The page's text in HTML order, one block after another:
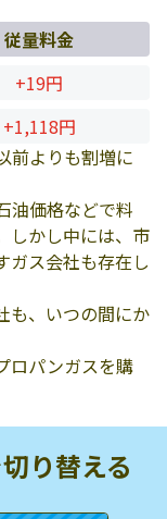
従量料金
+19円
+1,118円
前よりも割増に
油価格などで料
しかし中には、市
ガス会社も存在し
も、いつの間にか
ロパンガスを購
切り替える